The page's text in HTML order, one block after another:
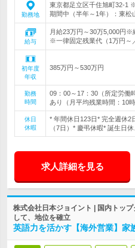
勤務地
東京都足立区千住旭町32-1
期間中（半年～1年）：東松
給与
月給23万円～30万5,000円※
※一律固定残業代（1万円～
初年度
年収
385万円～530万円
勤務
時間
09：00～17：30（所定労働
あり（月平均残業時間：10
休日
休暇
* 年間休日123日* 完全週休2
（7日）* 慶弔休暇* 誕生日休
求人詳細を見る
株式会社日本ジョイント | 国内トッ
して、地位を確立
英語力を活かす【海外営業】家